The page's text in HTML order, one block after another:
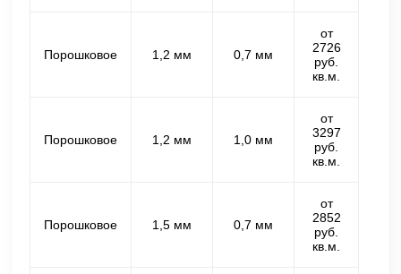
Порошковое 1,2 мм 0,7 мм
от
2726
руб.
кв.м.
Порошковое 1,2 мм 1,0 мм
от
3297
руб.
кв.м.
Порошковое 1,5 мм 0,7 мм
от
2852
руб.
кв.м.